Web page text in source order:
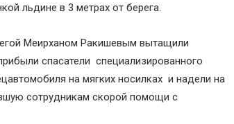
льдине в 3 метрах от берега.
Меирханом Ракишевым вытащили
спасатели специализированного
на мягких носилках и надели на
сотрудникам скорой помощи с